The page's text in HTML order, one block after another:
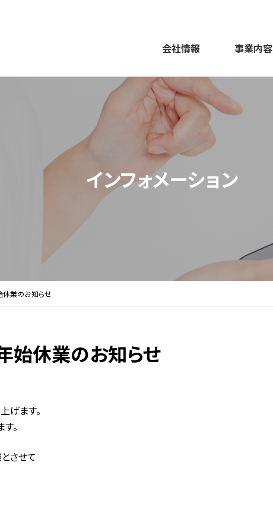
会社情報 事業内容
インフォメーション
業のお知らせ
始休業のお知らせ
げます。
。
させて